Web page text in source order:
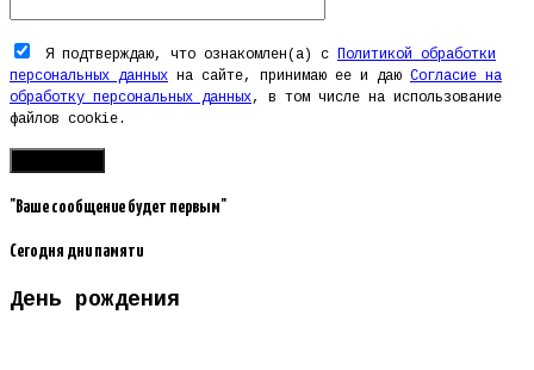
Я подтверждаю, что ознакомлен(а) с
Политикой обработки
персональных данных на сайте, принимаю ее и даю Согласие на
обработку персональных данных, в том числе на использование
файлов cookie.
"Ваше сообщение будет первым"
Сегодня дни памяти
День рождения